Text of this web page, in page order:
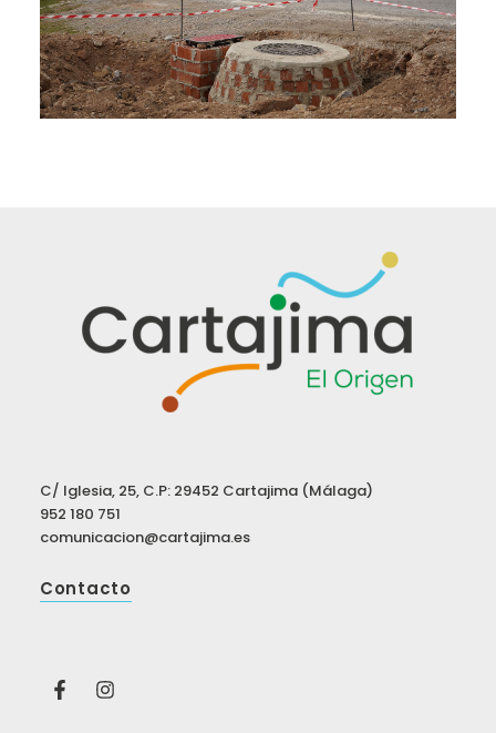
C/ Iglesia, 25, C.P: 29452 Cartajima (Málaga)
952 180 751
comunicacion@cartajima.es
Contacto